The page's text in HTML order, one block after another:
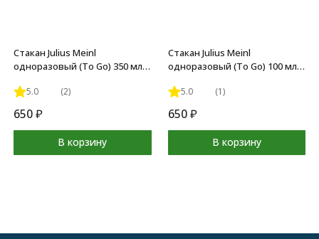
Стакан Julius Meinl
одноразовый (To Go) 350 мл
5.0 (2)
650₽
В корзину
Стакан Julius Meinl
одноразовый (To Go) 100 мл
5.0 (1)
650 ₽
В корзину